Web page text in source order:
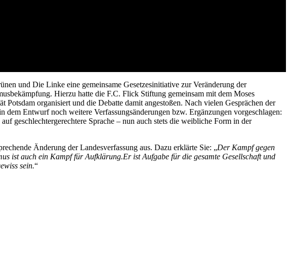
und Die Linke eine gemeinsame Gesetzesinitiative zur Veränderung der
Hierzu hatte die F.C. Flick Stiftung gemeinsam mit dem Moses
organisiert und die Debatte damit angestoßen. Nach vielen Gesprächen der
Entwurf noch weitere Verfassungsänderungen bzw. Ergänzungen vorgeschlagen:
geschlechtergerechtere Sprache – nun auch stets die weibliche Form in der
Änderung der Landesverfassung aus. Dazu erklärte Sie: „Der Kampf gegen
ist auch ein Kampf für Aufklärung.Er ist Aufgabe für die gesamte Gesellschaft und
sein.“